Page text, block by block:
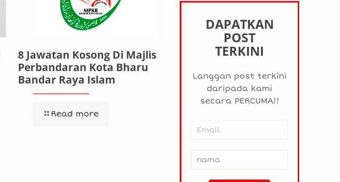
8 Jawatan Kosong Di Majlis
Perbandaran Kota Bharu
Bandar Raya Islam
Read more
DAPATKAN
POST
TERKINI
Langgan post terkini
daripada kami
secara PERCUMA!!